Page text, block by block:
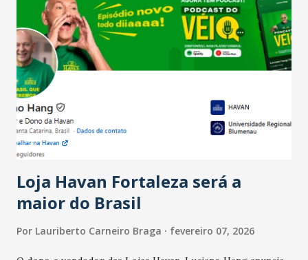
Salário para um número maior de trabalhadores, já que o
país tem a menor taxa de desemprego dos anos recentes.
Ainda segundo a Pesquisa, em novembro de 2025, 40% dos
bares e restaurantes operaram com lucro e outros 40%
registraram equilíbrio financeiro. Já o percentual de
estabelecimentos no prejuízo ficou em 19%, pouco abaixo
do observado no mês anterior. Outros 1% não existiam em
novembro. Em relação a outubro, o faturamento também
cresceu. De acordo com a pesquisa, 44% dos n...
Loja Havan Fortaleza será a
maior do Brasil
Por Lauriberto Carneiro Braga fevereiro 07, 2026